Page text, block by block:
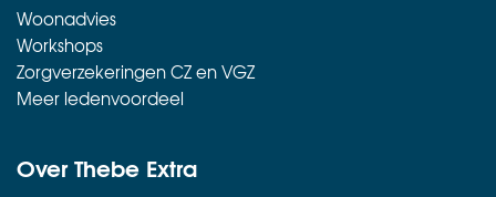
Woonadvies
Workshops
Zorgverzekeringen CZ en VGZ
Meer ledenvoordeel
Over Thebe Extra